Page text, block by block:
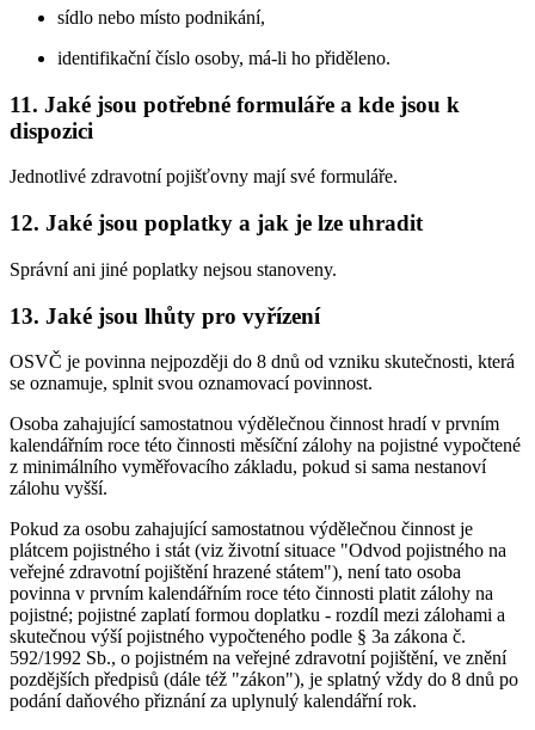
sídlo nebo místo podnikání,
identifikační číslo osoby, má-li ho přiděleno.
11. Jaké jsou potřebné formuláře a kde jsou k
dispozici
Jednotlivé zdravotní pojišťovny mají své formuláře.
12. Jaké jsou poplatky a jak je lze uhradit
Správní ani jiné poplatky nejsou stanoveny.
13. Jaké jsou lhůty pro vyřízení
OSVČ je povinna nejpozději do 8 dnů od vzniku skutečnosti, která
se oznamuje, splnit svou oznamovací povinnost.
Osoba zahajující samostatnou výdělečnou činnost hradí v prvním
kalendářním roce této činnosti měsíční zálohy na pojistné vypočtené
z minimálního vyměřovacího základu, pokud si sama nestanoví
zálohu vyšší.
Pokud za osobu zahajující samostatnou výdělečnou činnost je
plátcem pojistného i stát (viz životní situace "Odvod pojistného na
veřejné zdravotní pojištění hrazené státem"), není tato osoba
povinna v prvním kalendářním roce této činnosti platit zálohy na
pojistné; pojistné zaplatí formou doplatku - rozdíl mezi zálohami a
skutečnou výší pojistného vypočteného podle § 3a zákona č.
592/1992 Sb., o pojistném na veřejné zdravotní pojištění, ve znění
pozdějších předpisů (dále též "zákon"), je splatný vždy do 8 dnů po
podání daňového přiznání za uplynulý kalendářní rok.